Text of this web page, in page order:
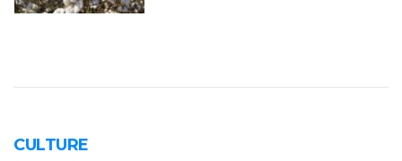
CULTURE